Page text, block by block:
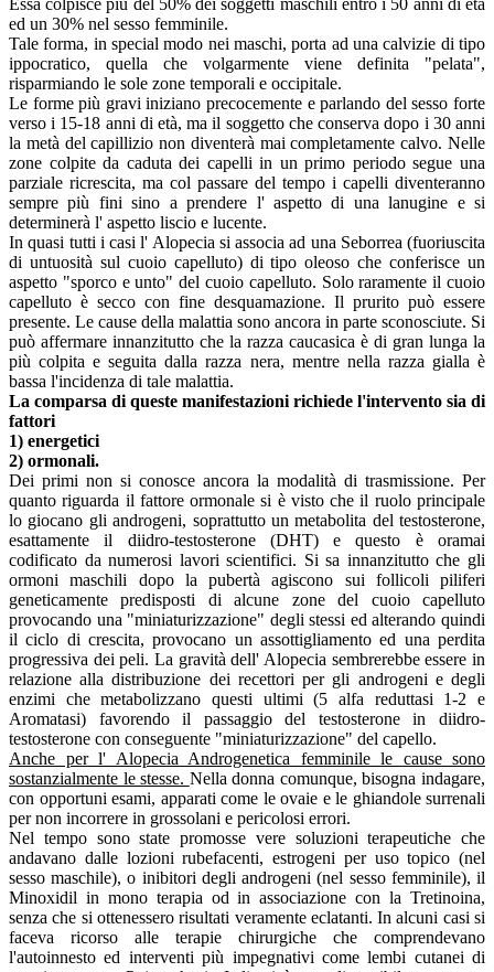
Essa colpisce più del 50% dei soggetti maschili entro i 50 anni di età
ed un 30% nel sesso femminile.
Tale forma, in special modo nei maschi, porta ad una calvizie di tipo
ippocratico, quella che volgarmente viene definita "pelata",
risparmiando le sole zone temporali e occipitale.
Le forme più gravi iniziano precocemente e parlando del sesso forte
verso i 15-18 anni di età, ma il soggetto che conserva dopo i 30 anni
la metà del capillizio non diventerà mai completamente calvo. Nelle
zone colpite da caduta dei capelli in un primo periodo segue una
parziale ricrescita, ma col passare del tempo i capelli diventeranno
sempre più fini sino a prendere l' aspetto di una lanugine e si
determinerà l' aspetto liscio e lucente.
In quasi tutti i casi l' Alopecia si associa ad una Seborrea (fuoriuscita
di untuosità sul cuoio capelluto) di tipo oleoso che conferisce un
aspetto "sporco e unto" del cuoio capelluto. Solo raramente il cuoio
capelluto è secco con fine desquamazione. Il prurito può essere
presente. Le cause della malattia sono ancora in parte sconosciute. Si
può affermare innanzitutto che la razza caucasica è di gran lunga la
più colpita e seguita dalla razza nera, mentre nella razza gialla è
bassa l'incidenza di tale malattia.
La comparsa di queste manifestazioni richiede l'intervento sia di
fattori
1) energetici
2) ormonali.
Dei primi non si conosce ancora la modalità di trasmissione. Per
quanto riguarda il fattore ormonale si è visto che il ruolo principale
lo giocano gli androgeni, soprattutto un metabolita del testosterone,
esattamente il diidro-testosterone (DHT) e questo è oramai
codificato da numerosi lavori scientifici. Si sa innanzitutto che gli
ormoni maschili dopo la pubertà agiscono sui follicoli piliferi
geneticamente predisposti di alcune zone del cuoio capelluto
provocando una "miniaturizzazione" degli stessi ed alterando quindi
il ciclo di crescita, provocano un assottigliamento ed una perdita
progressiva dei peli. La gravità dell' Alopecia sembrerebbe essere in
relazione alla distribuzione dei recettori per gli androgeni e degli
enzimi che metabolizzano questi ultimi (5 alfa reduttasi 1-2 e
Aromatasi) favorendo il passaggio del testosterone in diidro-
testosterone con conseguente "miniaturizzazione" del capello.
Anche per l' Alopecia Androgenetica femminile le cause sono
sostanzialmente le stesse. Nella donna comunque, bisogna indagare,
con opportuni esami, apparati come le ovaie e le ghiandole surrenali
per non incorrere in grossolani e pericolosi errori.
Nel tempo sono state promosse vere soluzioni terapeutiche che
andavano dalle lozioni rubefacenti, estrogeni per uso topico (nel
sesso maschile), o inibitori degli androgeni (nel sesso femminile), il
Minoxidil in mono terapia od in associazione con la Tretinoina,
senza che si ottenessero risultati veramente eclatanti. In alcuni casi si
faceva ricorso alle terapie chirurgiche che comprendevano
l'autoinnesto ed interventi più impegnativi come lembi cutanei di